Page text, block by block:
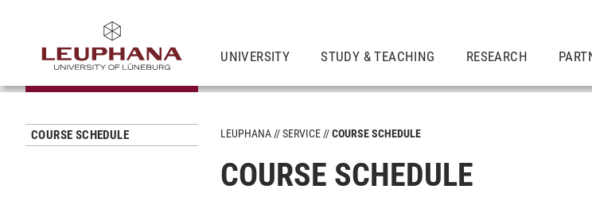
UNIVERSITY STUDY & TEACHING RESEARCH
COURSE SCHEDULE LEUPHANA SERVICE COURSE SCHEDULE
COURSE SCHEDULE